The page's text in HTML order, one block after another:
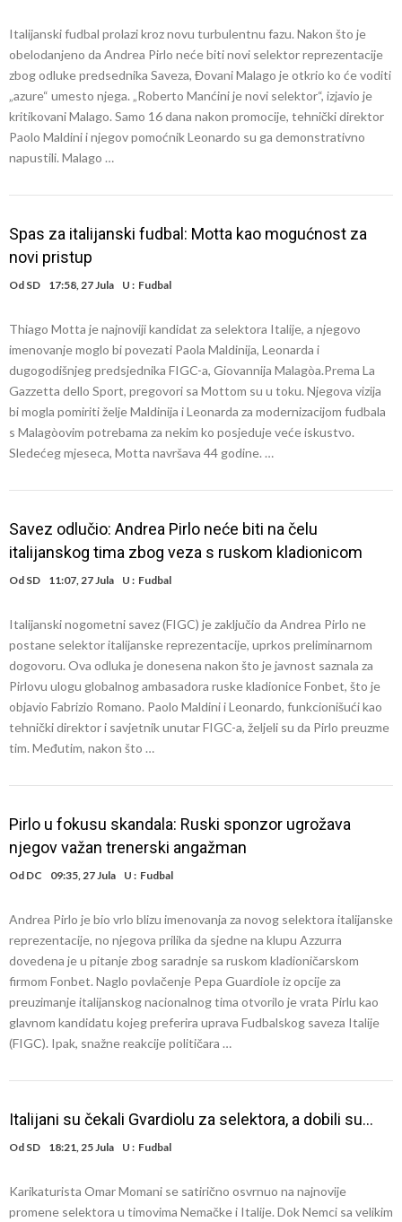
Italijanski fudbal prolazi kroz novu turbulentnu fazu. Nakon što je
obelodanjeno da Andrea Pirlo neće biti novi selektor reprezentacije
zbog odluke predsednika Saveza, Đovani Malago je otkrio ko će voditi
„azure“ umesto njega. „Roberto Manćini je novi selektor“, izjavio je
kritikovani Malago. Samo 16 dana nakon promocije, tehnički direktor
Paolo Maldini i njegov pomoćnik Leonardo su ga demonstrativno
napustili. Malago …
Spas za italijanski fudbal: Motta kao mogućnost za
novi pristup
Od SD 17:58, 27 Jula U : Fudbal
Thiago Motta je najnoviji kandidat za selektora Italije, a njegovo
imenovanje moglo bi povezati Paola Maldinija, Leonarda i
dugogodišnjeg predsjednika FIGC-a, Giovannija Malagòa.Prema La
Gazzetta dello Sport, pregovori sa Mottom su u toku. Njegova vizija
bi mogla pomiriti želje Maldinija i Leonarda za modernizacijom fudbala
s Malagòovim potrebama za nekim ko posjeduje veće iskustvo.
Sledećeg mjeseca, Motta navršava 44 godine. …
Savez odlučio: Andrea Pirlo neće biti na čelu
italijanskog tima zbog veza s ruskom kladionicom
Od SD 11:07, 27 Jula U : Fudbal
Italijanski nogometni savez (FIGC) je zaključio da Andrea Pirlo ne
postane selektor italijanske reprezentacije, uprkos preliminarnom
dogovoru. Ova odluka je donesena nakon što je javnost saznala za
Pirlovu ulogu globalnog ambasadora ruske kladionice Fonbet, što je
objavio Fabrizio Romano. Paolo Maldini i Leonardo, funkcionišući kao
tehnički direktor i savjetnik unutar FIGC-a, željeli su da Pirlo preuzme
tim. Međutim, nakon što …
Pirlo u fokusu skandala: Ruski sponzor ugrožava
njegov važan trenerski angažman
Od DC 09:35, 27 Jula U : Fudbal
Andrea Pirlo je bio vrlo blizu imenovanja za novog selektora italijanske
reprezentacije, no njegova prilika da sjedne na klupu Azzurra
dovedena je u pitanje zbog saradnje sa ruskom kladioničarskom
firmom Fonbet. Naglo povlačenje Pepa Guardiole iz opcije za
preuzimanje italijanskog nacionalnog tima otvorilo je vrata Pirlu kao
glavnom kandidatu kojeg preferira uprava Fudbalskog saveza Italije
(FIGC). Ipak, snažne reakcije političara …
Italijani su čekali Gvardiolu za selektora, a dobili su…
Od SD 18:21, 25 Jula U : Fudbal
Karikaturista Omar Momani se satirično osvrnuo na najnovije
promene selektora u timovima Nemačke i Italije. Dok Nemci sa velikim